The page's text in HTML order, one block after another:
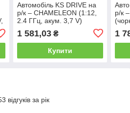
Автомобіль KS DRIVE на
р/к – CHAMELEON (1:12,
2.4 ГГц, акум. 3,7 V)
1 581,03₴
Купити
р/к
1
за рік